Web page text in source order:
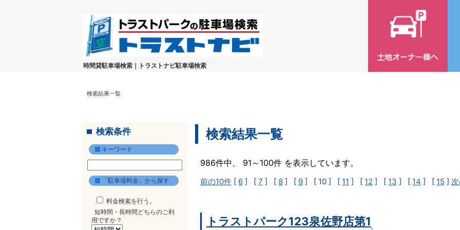
時間貸駐車場検索｜トラストナビ駐車場検索
検索結果一覧
検索条件
キーワード
「駐車場料金」から探す
料金検索を行う。
短時間・長時間どちらのご利
用ですか？
検索結果一覧
986件中、 91～100件 を表示しています。
前の10件 [ 6 ] [ 7 ] [ 8 ] [ 9 ] [ 10 ] [ 11 ] [ 12 ] [ 13 ] [ 14 ] [ 15 ]
トラストパーク123泉佐野店第1